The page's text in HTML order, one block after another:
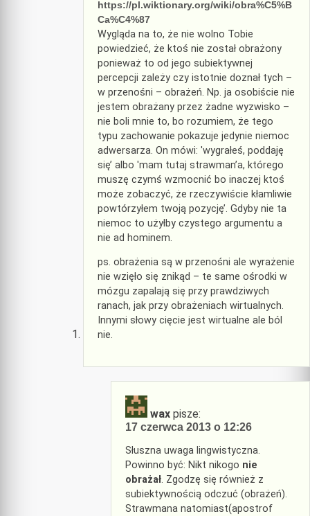
https://pl.wiktionary.org/wiki/obra%C5%B
Ca%C4%87
Wygląda na to, że nie wolno Tobie
powiedzieć, że ktoś nie został obrażony
ponieważ to od jego subiektywnej
percepcji zależy czy istotnie doznał tych –
w przenośni – obrażeń. Np. ja osobiście nie
jestem obrażany przez żadne wyzwisko –
nie boli mnie to, bo rozumiem, że tego
typu zachowanie pokazuje jedynie niemoc
adwersarza. On mówi: 'wygrałeś, poddaję
się’ albo 'mam tutaj strawman’a, którego
muszę czymś wzmocnić bo inaczej ktoś
może zobaczyć, że rzeczywiście kłamliwie
powtórzyłem twoją pozycję’. Gdyby nie ta
niemoc to użyłby czystego argumentu a
nie ad hominem.
ps. obrażenia są w przenośni ale wyrażenie
nie wzięło się znikąd – te same ośrodki w
mózgu zapalają się przy prawdziwych
ranach, jak przy obrażeniach wirtualnych.
Innymi słowy cięcie jest wirtualne ale ból
nie.
wax pisze:
17 czerwca 2013 o 12:26
Słuszna uwaga lingwistyczna.
Powinno być: Nikt nikogo nie
obrażał. Zgodzę się również z
subiektywnością odczuć (obrażeń).
Strawmana natomiast(apostrof